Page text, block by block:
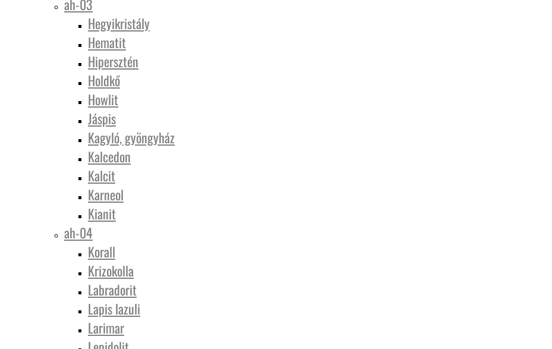
ah-03
Hegyikristály
Hematit
Hipersztén
Holdkő
Howlit
Jáspis
Kagyló, gyöngyház
Kalcedon
Kalcit
Karneol
Kianit
ah-04
Korall
Krizokolla
Labradorit
Lapis lazuli
Larimar